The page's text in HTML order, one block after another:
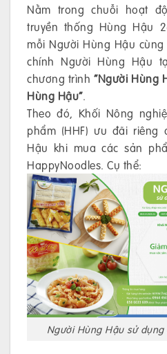
Nằm trong chuỗi hoạt
truyền thống Hùng Hậu
mỗi Người Hùng Hậu
chính Người Hùng Hậu
chương trình“Người Hùng
Hùng Hậu”.
Theo đó, Khối Nông
phẩm (HHF) ưu đãi riêng
Hậu khi mua các sản
HappyNoodles. Cụ thể:
Người Hùng Hậu sử